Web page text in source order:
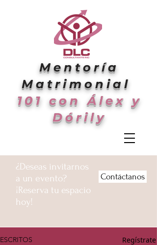
¿Deseas invitarnos
a un evento?
¡Reserva tu espacio
hoy!
Contáctanos
Mentoría
Matrimonial
101 con Álex y
Dórily
ESCRITOS Regístrate